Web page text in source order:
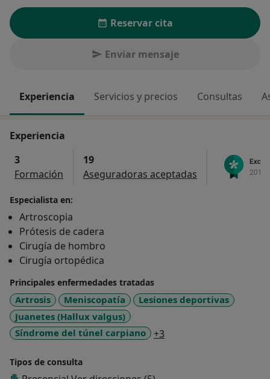
Reservar cita
Enviar mensaje
Experiencia Servicios y precios Consultas
Experiencia
3
Formación
19
Aseguradoras aceptadas
Especialista en:
Artroscopia
Prótesis de cadera
Cirugía de hombro
Cirugía ortopédica
Principales enfermedades tratadas
Artrosis Meniscopatía
Lesiones deportivas
Juanetes (Hallux valgus)
Síndrome del túnel carpiano
+3
Tipos de consulta